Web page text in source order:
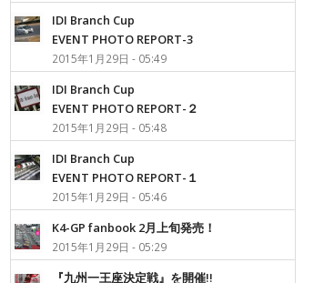
IDI Branch Cup
EVENT PHOTO REPORT-3
2015年1月29日 - 05:49
IDI Branch Cup
EVENT PHOTO REPORT-２
2015年1月29日 - 05:48
IDI Branch Cup
EVENT PHOTO REPORT-１
2015年1月29日 - 05:46
K4-GP fanbook 2月上旬発売！
2015年1月29日 - 05:29
『九州一王座決定戦』を開催!!